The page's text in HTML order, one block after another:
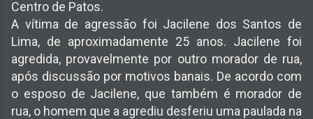
Centro de Patos.
A vítima de agressão foi Jacilene dos Santos de
Lima, de aproximadamente 25 anos. Jacilene foi
agredida, provavelmente por outro morador de rua,
após discussão por motivos banais. De acordo com
o esposo de Jacilene, que também é morador de
rua, o homem que a agrediu desferiu uma paulada na